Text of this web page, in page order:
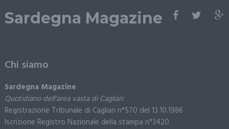
Sardegna Magazine
Chi siamo
Sardegna Magazine
Quotidiano dell’area vasta di Cagliari
Registrazione Tribunale di Cagliari n°570 del 13.10.1986
Iscrizione Registro Nazionale della stampa n°3420